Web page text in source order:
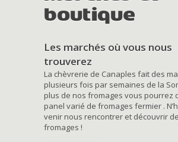
boutique
Les marchés où vous nous
trouverez
La chèvrerie de Canaples fait des
plusieurs fois par semaines de la
plus de nos fromages vous pourrez
panel varié de fromages fermier .
venir nous rencontrer et découvrir
fromages !